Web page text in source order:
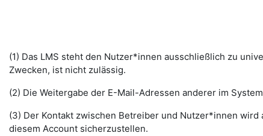
(1) Das LMS steht den Nutzer*innen ausschließlich zu
Zwecken, ist nicht zulässig.
(2) Die Weitergabe der E-Mail-Adressen anderer im
(3) Der Kontakt zwischen Betreiber und Nutzer*innen
diesem Account sicherzustellen.